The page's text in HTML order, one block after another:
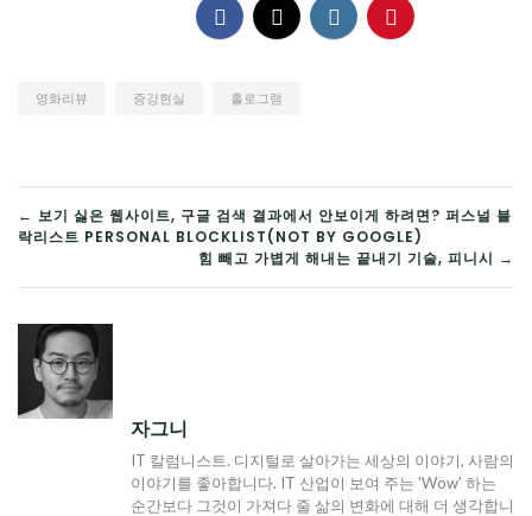
영화리뷰 증강현실 홀로그램
글
탐
색
← 보기 싫은 웹사이트, 구글 검색 결과에서 안보이게 하려면? 퍼스널 블
락리스트 PERSONAL BLOCKLIST(NOT BY GOOGLE)
힘 빼고 가볍게 해내는 끝내기 기술, 피니시 →
자그니
IT 칼럼니스트. 디지털로 살아가는 세상의 이야기, 사람의
이야기를 좋아합니다. IT 산업이 보여 주는 'Wow' 하는
순간보다 그것이 가져다 줄 삶의 변화에 대해 더 생각합니